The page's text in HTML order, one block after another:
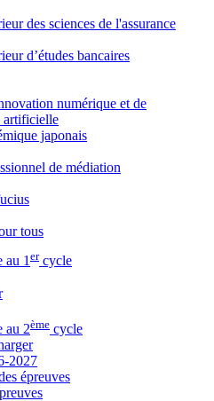
des sciences de l'assurance
d’études bancaires
numérique et de
artificielle
japonais
de médiation
tous
au 1ercycle
au 2ème cycle
2027
épreuves